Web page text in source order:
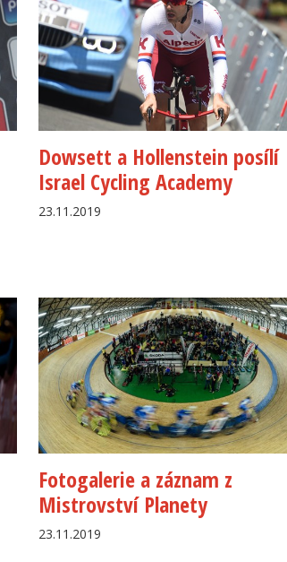
Dowsett a Hollenstein posílí
Israel Cycling Academy
23.11.2019
Fotogalerie a záznam z
Mistrovství Planety
23.11.2019